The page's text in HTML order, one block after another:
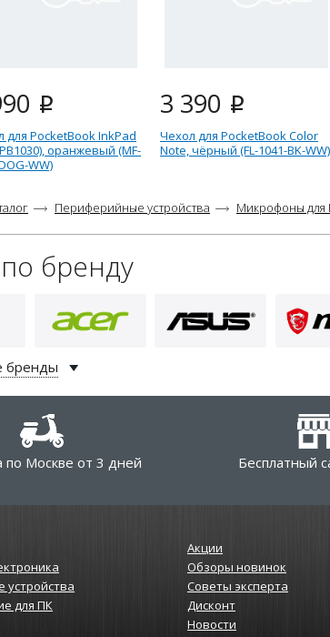
i
для PocketBook InkPad
оранжевый (MF-
WW)
3 390 i
Чехол для PocketBook Color
Note, чёрный (FL-1041-BK-WW)
Периферийные устройства Микрофоны для
бренду
бренды
по Москве от 3 дней Бесплатный
для ПК
Акции
Обзоры новинок
Советы эксперта
Дисконт
Новости